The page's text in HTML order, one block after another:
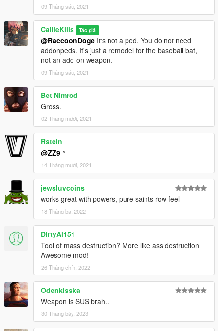
09 Tháng sáu, 2021
CallieKills Tác giả
@RaccoonDoge It's not a ped. You do not need
addonpeds. It's just a remodel for the baseball bat,
not an add-on weapon.
09 Tháng sáu, 2021
Bet Nimrod
Gross.
02 Tháng mười, 2021
Rstein
@ZZ9 ^
14 Tháng mười, 2021
jewsluvcoins
works great with powers, pure saints row feel
18 Tháng ba, 2022
DirtyAl151
Tool of mass destruction? More like ass destruction!
Awesome mod!
26 Tháng chín, 2022
Odenkisska
Weapon is SUS brah..
30 Tháng bảy, 2023